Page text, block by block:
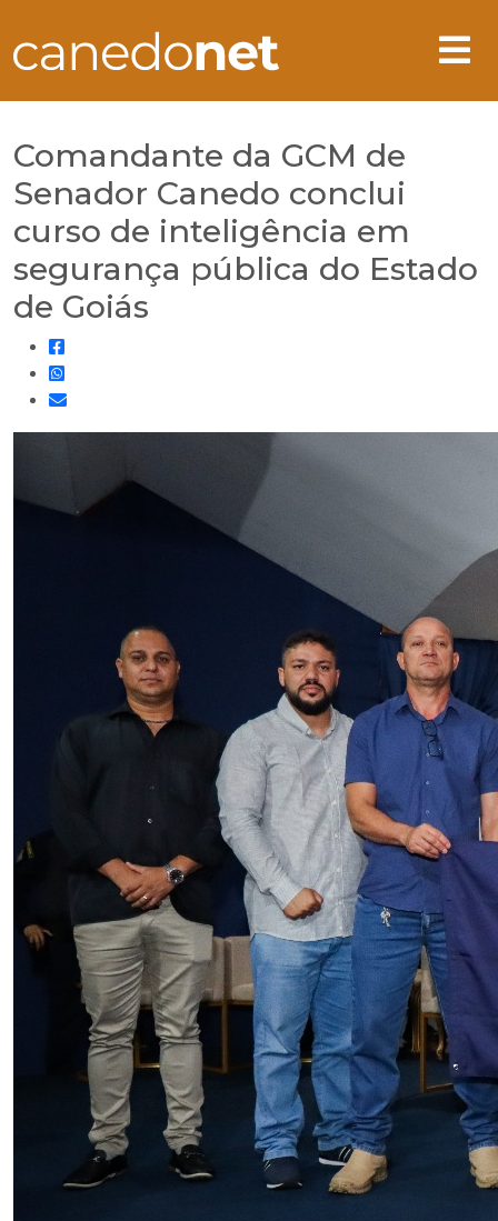
Comandante da GCM de
Senador Canedo conclui
curso de inteligência em
segurança pública do Estado
de Goiás